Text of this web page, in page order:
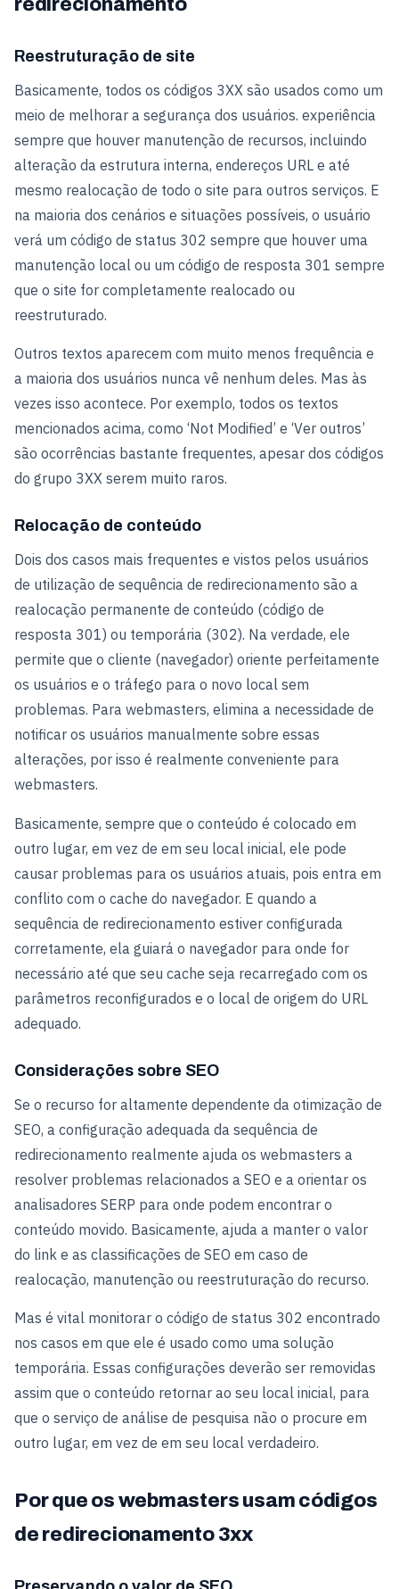
redirecionamento
Reestruturação de site
Basicamente, todos os códigos 3XX são usados como um
meio de melhorar a segurança dos usuários. experiência
sempre que houver manutenção de recursos, incluindo
alteração da estrutura interna, endereços URL e até
mesmo realocação de todo o site para outros serviços. E
na maioria dos cenários e situações possíveis, o usuário
verá um código de status 302 sempre que houver uma
manutenção local ou um código de resposta 301 sempre
que o site for completamente realocado ou
reestruturado.
Outros textos aparecem com muito menos frequência e
a maioria dos usuários nunca vê nenhum deles. Mas às
vezes isso acontece. Por exemplo, todos os textos
mencionados acima, como ‘Not Modified’ e ‘Ver outros’
são ocorrências bastante frequentes, apesar dos códigos
do grupo 3XX serem muito raros.
Relocação de conteúdo
Dois dos casos mais frequentes e vistos pelos usuários
de utilização de sequência de redirecionamento são a
realocação permanente de conteúdo (código de
resposta 301) ou temporária (302). Na verdade, ele
permite que o cliente (navegador) oriente perfeitamente
os usuários e o tráfego para o novo local sem
problemas. Para webmasters, elimina a necessidade de
notificar os usuários manualmente sobre essas
alterações, por isso é realmente conveniente para
webmasters.
Basicamente, sempre que o conteúdo é colocado em
outro lugar, em vez de em seu local inicial, ele pode
causar problemas para os usuários atuais, pois entra em
conflito com o cache do navegador. E quando a
sequência de redirecionamento estiver configurada
corretamente, ela guiará o navegador para onde for
necessário até que seu cache seja recarregado com os
parâmetros reconfigurados e o local de origem do URL
adequado.
Considerações sobre SEO
Se o recurso for altamente dependente da otimização de
SEO, a configuração adequada da sequência de
redirecionamento realmente ajuda os webmasters a
resolver problemas relacionados a SEO e a orientar os
analisadores SERP para onde podem encontrar o
conteúdo movido. Basicamente, ajuda a manter o valor
do link e as classificações de SEO em caso de
realocação, manutenção ou reestruturação do recurso.
Mas é vital monitorar o código de status 302 encontrado
nos casos em que ele é usado como uma solução
temporária. Essas configurações deverão ser removidas
assim que o conteúdo retornar ao seu local inicial, para
que o serviço de análise de pesquisa não o procure em
outro lugar, em vez de em seu local verdadeiro.
Por que os webmasters usam códigos
de redirecionamento 3xx